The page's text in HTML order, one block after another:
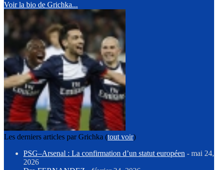
Voir la bio de Grichka...
Les derniers articles par Grichka (tout voir)
PSG–Arsenal : La confirmation d’un statut européen - mai 24,
2026